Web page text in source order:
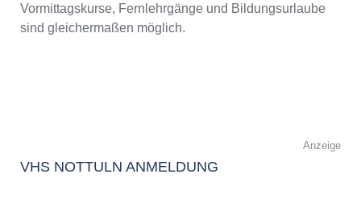
Vormittagskurse, Fernlehrgänge und Bildungsurlaube
sind gleichermaßen möglich.
Anzeige
VHS NOTTULN ANMELDUNG